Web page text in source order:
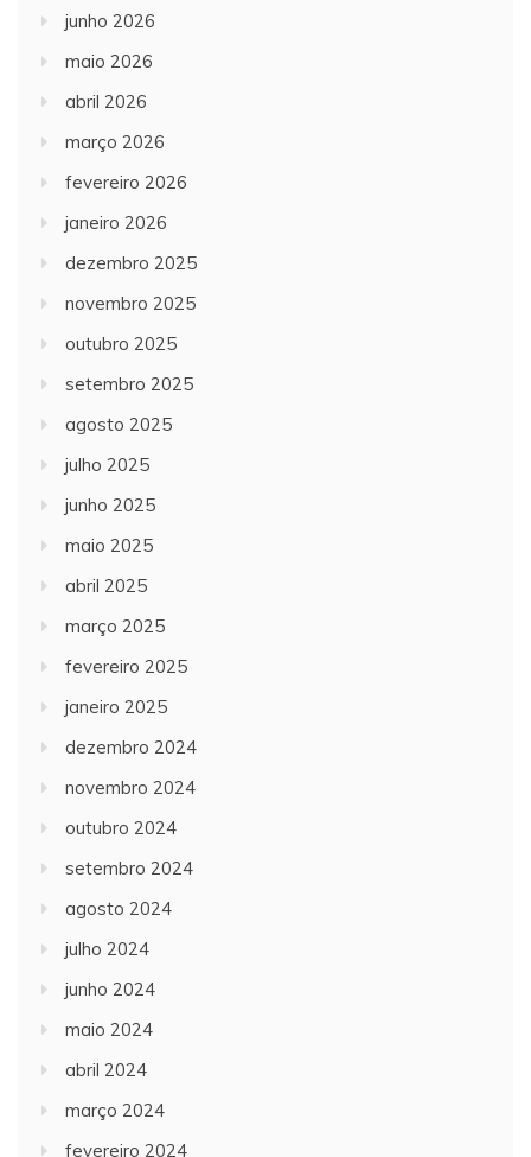
junho 2026
maio 2026
abril 2026
março 2026
fevereiro 2026
janeiro 2026
dezembro 2025
novembro 2025
outubro 2025
setembro 2025
agosto 2025
julho 2025
junho 2025
maio 2025
abril 2025
março 2025
fevereiro 2025
janeiro 2025
dezembro 2024
novembro 2024
outubro 2024
setembro 2024
agosto 2024
julho 2024
junho 2024
maio 2024
abril 2024
março 2024
fevereiro 2024